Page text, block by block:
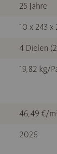
25 Jahre
10 x 243
4 Dielen
19,82 kg/
46,49 €/
2026